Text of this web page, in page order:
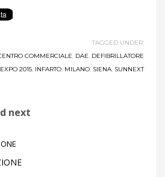
TAGGED UNDER:
COMMERCIALE, DAE, DEFIBRILLATORE
EXPO 2015, INFARTO, MILANO, SIENA, SUNNEXT
next